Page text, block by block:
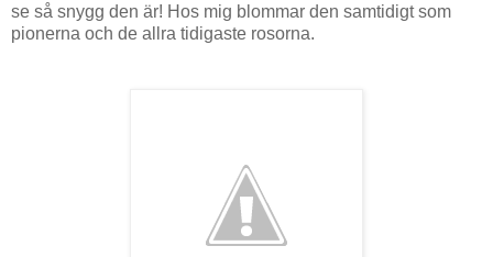
se så snygg den är! Hos mig blommar den samtidigt som
pionerna och de allra tidigaste rosorna.